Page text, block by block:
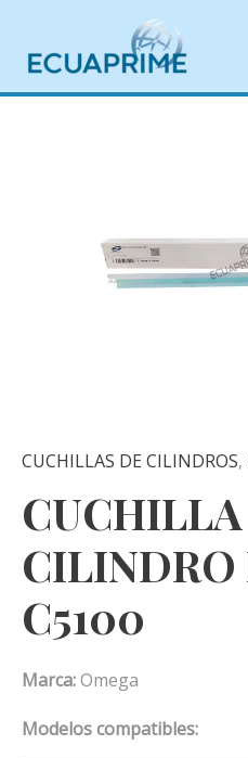
contenido
CUCHILLAS DE CILINDROS,
CUCHILLA
CILINDRO
C5100
Marca:Omega
Modelos compatibles: